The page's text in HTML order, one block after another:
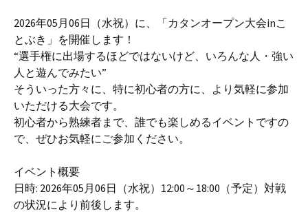
2026年05月06日（水祝）に、「カタンオープン大会inこ
とぶき」を開催します！
“選手権に出場するほどではないけど、いろんな人・強い
人と遊んでみたい”
そういった方々に、特に初心者の方に、より気軽に参加
いただける大会です。
初心者から熟練者まで、誰でも楽しめるイベントですの
で、ぜひお気軽にご参加ください。
イベント概要
日時: 2026年05月06日（水祝）12:00～18:00（予定）対戦
の状況により前後します。